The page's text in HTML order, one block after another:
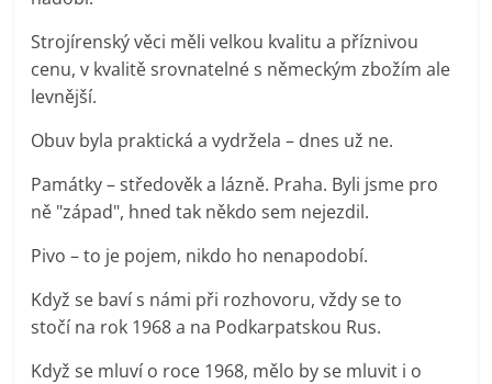
Strojírenský věci měli velkou kvalitu a příznivou
cenu, v kvalitě srovnatelné s německým zbožím ale
levnější.
Obuv byla praktická a vydržela – dnes už ne.
Památky – středověk a lázně. Praha. Byli jsme pro
ně "západ", hned tak někdo sem nejezdil.
Pivo – to je pojem, nikdo ho nenapodobí.
Když se baví s námi při rozhovoru, vždy se to
stočí na rok 1968 a na Podkarpatskou Rus.
Když se mluví o roce 1968, mělo by se mluvit i o